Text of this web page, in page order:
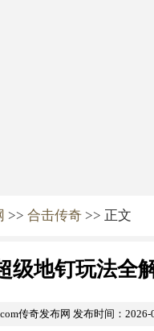
>> 合击传奇 >> 正文
级地钉玩法全
召唤系统深
传奇发布网 发布时间：2026-